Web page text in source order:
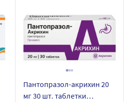
Пантопразол-акрихин 20
мг 30 шт. таблетки